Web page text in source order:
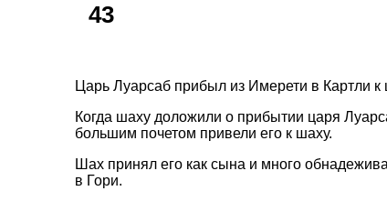
43
Царь Луарсаб прибыл из Имерети в Картли к
Когда шаху доложили о прибытии царя
большим почетом привели его к шаху.
Шах принял его как сына и много
в Гори.